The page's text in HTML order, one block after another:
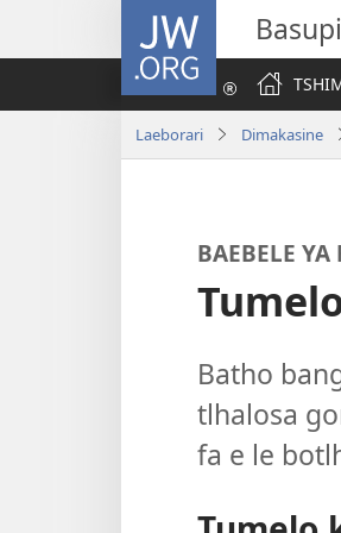
JW.ORG
Laeborari Dimakasine
BAEBELE YA
Batho
tlhalosa
fa e le